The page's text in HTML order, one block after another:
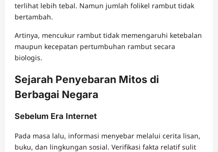
terlihat lebih tebal. Namun jumlah folikel rambut tidak
bertambah.
Artinya, mencukur rambut tidak memengaruhi ketebalan
maupun kecepatan pertumbuhan rambut secara
biologis.
Sejarah Penyebaran Mitos di
Berbagai Negara
Sebelum Era Internet
Pada masa lalu, informasi menyebar melalui cerita lisan,
buku, dan lingkungan sosial. Verifikasi fakta relatif sulit